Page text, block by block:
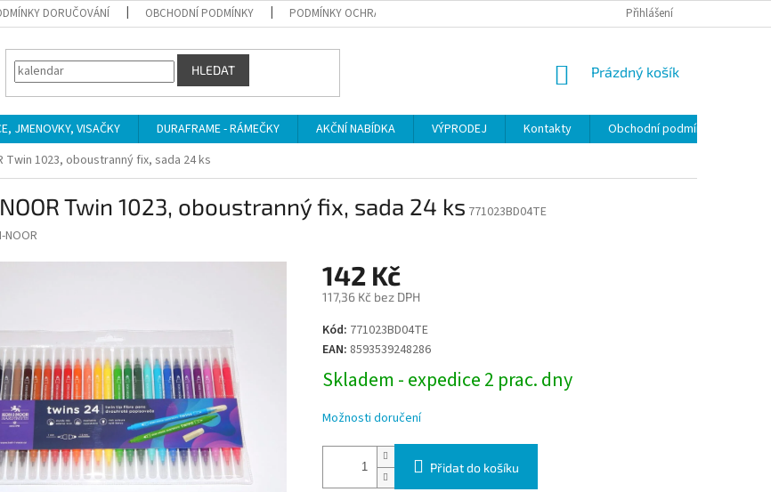
DORUČOVÁNÍ OBCHODNÍ PODMÍNKY PODMÍNKY OCHRANY OSOBNÍCH ÚDAJŮ Přihlášení
HLEDAT
NÁKUPNÍ
Prázdný košík
JMENOVKY, VISAČKY DURAFRAME - RÁMEČKY AKČNÍ NABÍDKA VÝPRODEJ Kontakty
Obchodní podmínky
Twin 1023, oboustranný fix, sada 24 ks
Twin 1023, oboustranný fix, sada 24 ks 771023BD04TE
NOOR
142 Kč
117,36 Kč bez DPH
Měrná
cena:
Kód: 771023BD04TE
EAN: 8593539248286
Skladem - expedice 2 prac. dny
Možnosti doručení
Přidat do košíku